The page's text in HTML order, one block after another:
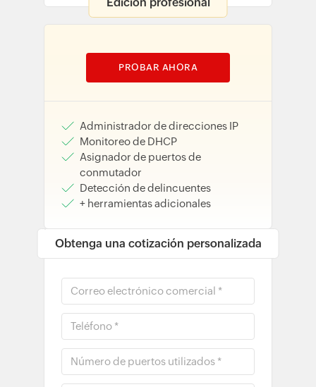
PROBAR AHORA
Administrador de direcciones IP
Monitoreo de DHCP
Asignador de puertos de
conmutador
Detección de delincuentes
+ herramientas adicionales
Obtenga una cotización personalizada